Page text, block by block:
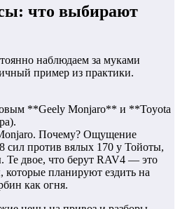
что выбирают
наблюдаем за муками
пример из практики.
**Geely Monjaro** и **Toyota
Почему? Ощущение
сил против вялых 170 у Тойоты,
Те двое, что берут RAV4 — это
планируют ездить на
как огня.